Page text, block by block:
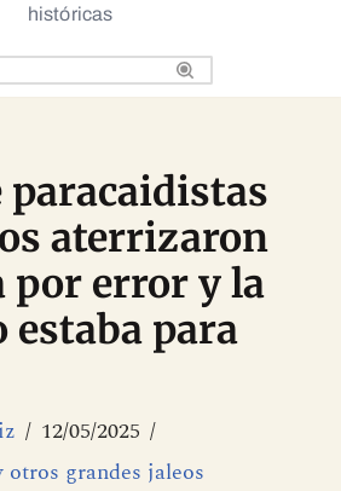
históricas
paracaidistas
aterrizaron
por error y la
estaba para
12/05/2025
grandes jaleos